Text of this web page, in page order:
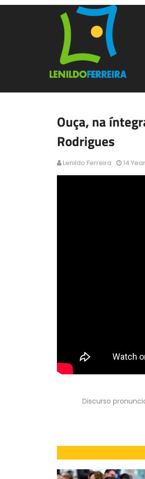
Ouça, na
Rodrigues
Lenildo Ferreira 14
Discurso